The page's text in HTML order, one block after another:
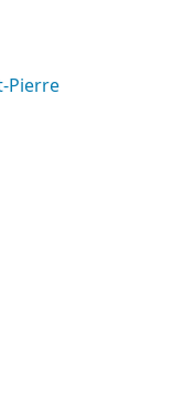
Pierre